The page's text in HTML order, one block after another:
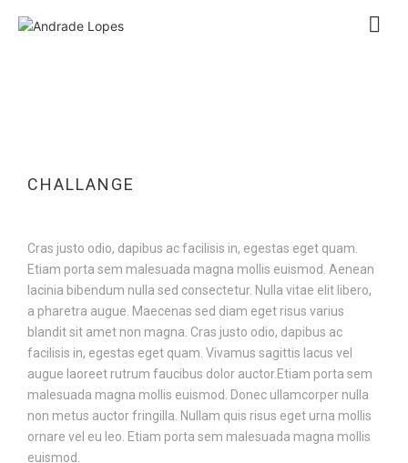
CHALLANGE
Cras justo odio, dapibus ac facilisis in, egestas eget quam.
Etiam porta sem malesuada magna mollis euismod. Aenean
lacinia bibendum nulla sed consectetur. Nulla vitae elit libero,
a pharetra augue. Maecenas sed diam eget risus varius
blandit sit amet non magna. Cras justo odio, dapibus ac
facilisis in, egestas eget quam. Vivamus sagittis lacus vel
augue laoreet rutrum faucibus dolor auctor.Etiam porta sem
malesuada magna mollis euismod. Donec ullamcorper nulla
non metus auctor fringilla. Nullam quis risus eget urna mollis
ornare vel eu leo. Etiam porta sem malesuada magna mollis
euismod.